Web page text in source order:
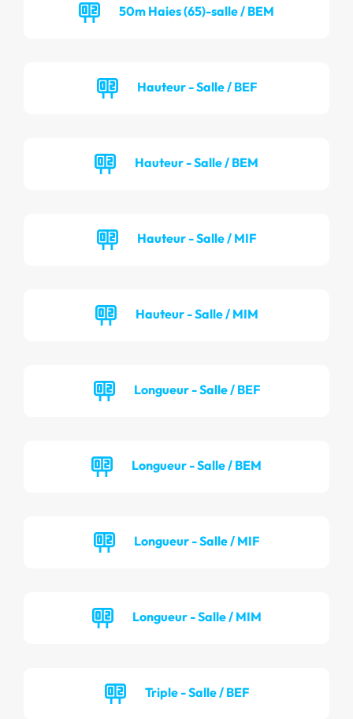
50m Haies (65)-salle / BEM
Hauteur - Salle / BEF
Hauteur - Salle / BEM
Hauteur - Salle / MIF
Hauteur - Salle / MIM
Longueur - Salle / BEF
Longueur - Salle / BEM
Longueur - Salle / MIF
Longueur - Salle / MIM
Triple - Salle / BEF